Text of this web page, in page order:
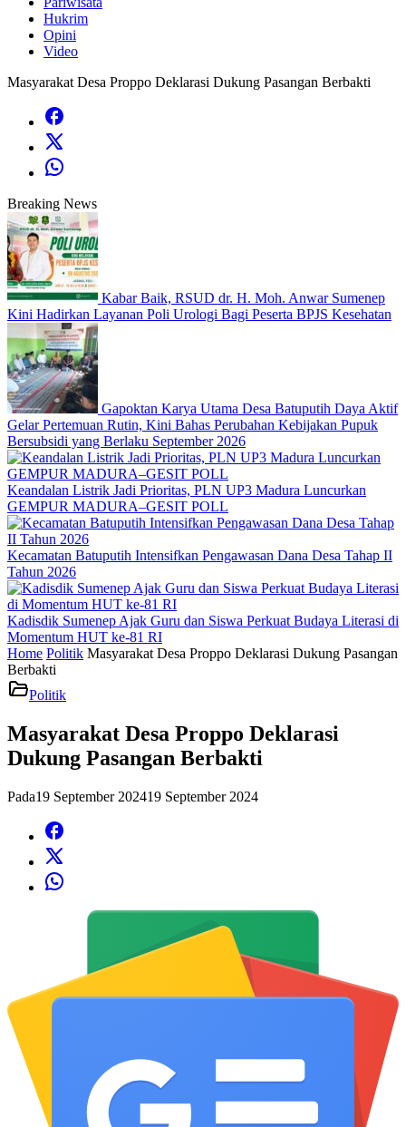
Hukrim
Opini
Video
Masyarakat Desa Proppo Deklarasi Dukung Pasangan Berbakti
Breaking News
Kabar Baik, RSUD dr. H. Moh. Anwar Sumenep
Kini Hadirkan Layanan Poli Urologi Bagi Peserta BPJS Kesehatan
Gapoktan Karya Utama Desa Batuputih Daya Aktif
Gelar Pertemuan Rutin, Kini Bahas Perubahan Kebijakan Pupuk
Bersubsidi yang Berlaku September 2026
Keandalan Listrik Jadi Prioritas, PLN UP3 Madura Luncurkan
GEMPUR MADURA–GESIT POLL
Kecamatan Batuputih Intensifkan Pengawasan Dana Desa Tahap II
Tahun 2026
Kadisdik Sumenep Ajak Guru dan Siswa Perkuat Budaya Literasi di
Momentum HUT ke-81 RI
Home Politik Masyarakat Desa Proppo Deklarasi Dukung Pasangan
Berbakti
Politik
Masyarakat Desa Proppo Deklarasi
Dukung Pasangan Berbakti
Pada19 September 202419 September 2024